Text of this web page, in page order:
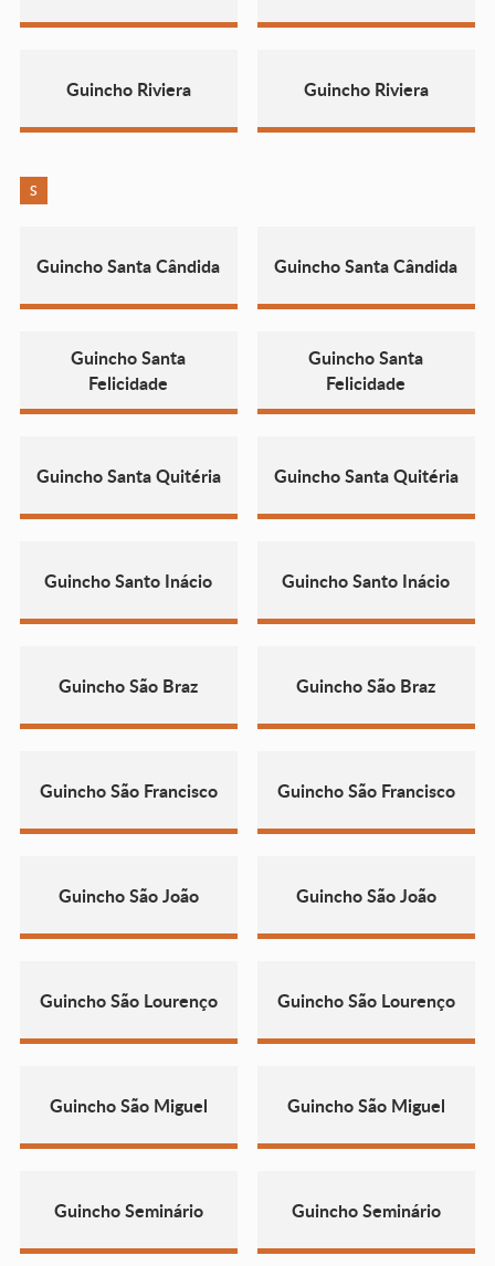
Guincho Riviera Guincho Riviera
S
Guincho Santa Cândida Guincho Santa Cândida
Guincho Santa
Felicidade
Guincho Santa
Felicidade
Guincho Santa Quitéria Guincho Santa Quitéria
Guincho Santo Inácio Guincho Santo Inácio
Guincho São Braz Guincho São Braz
Guincho São Francisco Guincho São Francisco
Guincho São João Guincho São João
Guincho São Lourenço Guincho São Lourenço
Guincho São Miguel Guincho São Miguel
Guincho Seminário Guincho Seminário